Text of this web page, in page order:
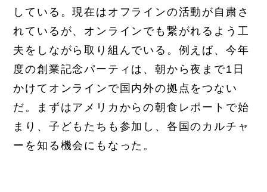
している。現在はオフラインの活動が自粛さ
れているが、オンラインでも繋がれるよう工
夫をしながら取り組んでいる。例えば、今年
度の創業記念パーティは、朝から夜まで1日
かけてオンラインで国内外の拠点をつない
だ。まずはアメリカからの朝食レポートで始
まり、子どもたちも参加し、各国のカルチャ
ーを知る機会にもなった。